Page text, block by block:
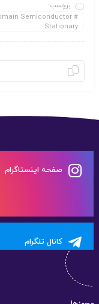
برچسب:
Semiconductor
Stationary
صفحه اینستاگرام
کانال تلگرام